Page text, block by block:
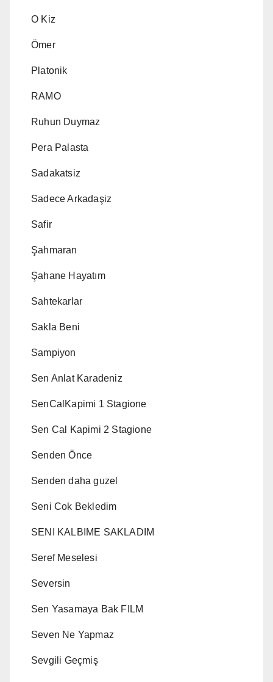
O Kiz
Ömer
Platonik
RAMO
Ruhun Duymaz
Pera Palasta
Sadakatsiz
Sadece Arkadaşiz
Safir
Şahmaran
Şahane Hayatım
Sahtekarlar
Sakla Beni
Sampiyon
Sen Anlat Karadeniz
SenCalKapimi 1 Stagione
Sen Cal Kapimi 2 Stagione
Senden Önce
Senden daha guzel
Seni Cok Bekledim
SENI KALBIME SAKLADIM
Seref Meselesi
Seversin
Sen Yasamaya Bak FILM
Seven Ne Yapmaz
Sevgili Geçmiş